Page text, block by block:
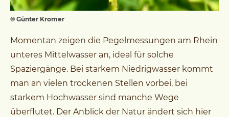
© Günter Kromer
Momentan zeigen die Pegelmessungen am Rhein
unteres Mittelwasser an, ideal für solche
Spaziergänge. Bei starkem Niedrigwasser kommt
man an vielen trockenen Stellen vorbei, bei
starkem Hochwasser sind manche Wege
überflutet. Der Anblick der Natur ändert sich hier